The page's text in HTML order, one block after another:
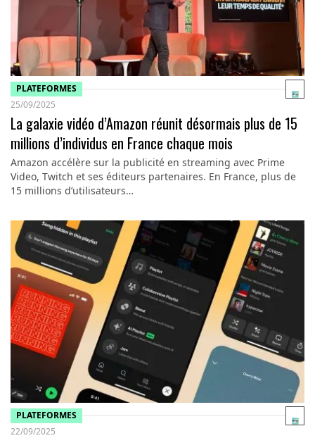
PLATEFORMES
25/09/2025
La galaxie vidéo d’Amazon réunit désormais plus de 15
millions d’individus en France chaque mois
Amazon accélère sur la publicité en streaming avec Prime
Video, Twitch et ses éditeurs partenaires. En France, plus de
15 millions d’utilisateurs…
PLATEFORMES
22/09/2025